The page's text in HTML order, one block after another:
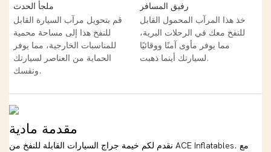
ملجأ الحدث
قم بتحويل مرآب السيارة القابل
للنفخ هذا إلى مساحة محمية
للمناسبات الخارجية، مما يوفر
الحماية من العناصر لسيارتك
ونفسك.
رفيق المسافر
خذ هذا المرآب المحمول القابل
للنفخ معك في الرحلات البرية،
مما يوفر مأوى آمنًا ووقائيًا
لسيارتك أينما ذهبت.
مقدمة مادية
نقدم لكم خيمة جراج السيارات القابلة للنفخ من ACE Inflatables. مع